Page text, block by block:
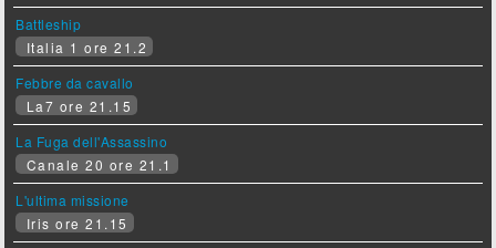
Battleship
Italia 1 ore 21.2
Febbre da cavallo
La7 ore 21.15
La Fuga dell'Assassino
Canale 20 ore 21.1
L'ultima missione
Iris ore 21.15